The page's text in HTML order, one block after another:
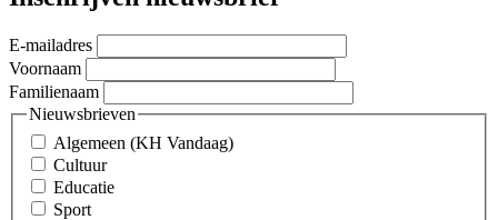
E-mailadres
Voornaam
Familienaam
Nieuwsbrieven
Algemeen (KH Vandaag)
Cultuur
Educatie
Sport